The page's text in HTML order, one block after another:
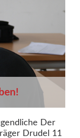
Der
Drudel 11